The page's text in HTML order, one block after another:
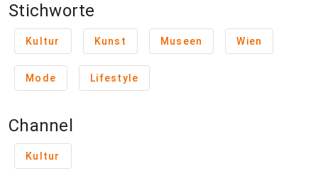
Stichworte
Kultur Kunst Museen Wien
Mode Lifestyle
Channel
Kultur